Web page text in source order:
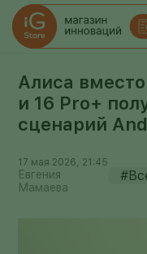
Алиса
и 16 Pro+
сценарий
17 мая 2026, 21:45
Евгения
Мамаева